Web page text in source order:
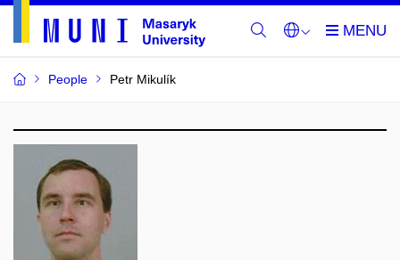
People Petr Mikulík